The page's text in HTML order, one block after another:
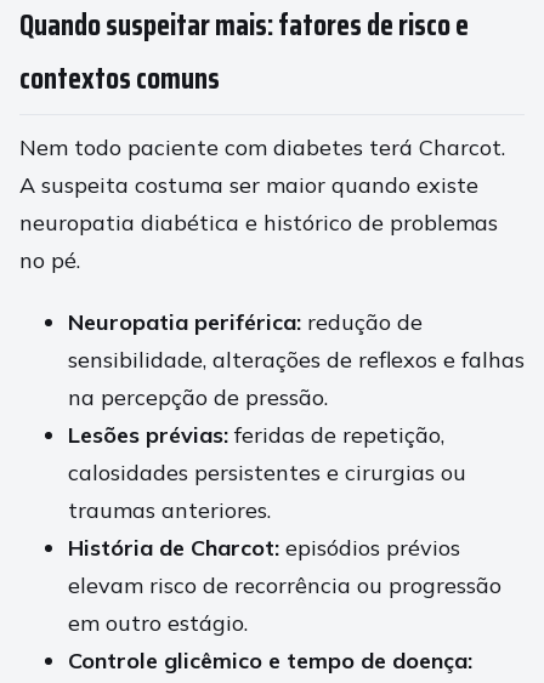
Quando suspeitar mais: fatores de risco e
contextos comuns
Nem todo paciente com diabetes terá Charcot.
A suspeita costuma ser maior quando existe
neuropatia diabética e histórico de problemas
no pé.
Neuropatia periférica: redução de
sensibilidade, alterações de reflexos e falhas
na percepção de pressão.
Lesões prévias: feridas de repetição,
calosidades persistentes e cirurgias ou
traumas anteriores.
História de Charcot: episódios prévios
elevam risco de recorrência ou progressão
em outro estágio.
Controle glicêmico e tempo de doença: